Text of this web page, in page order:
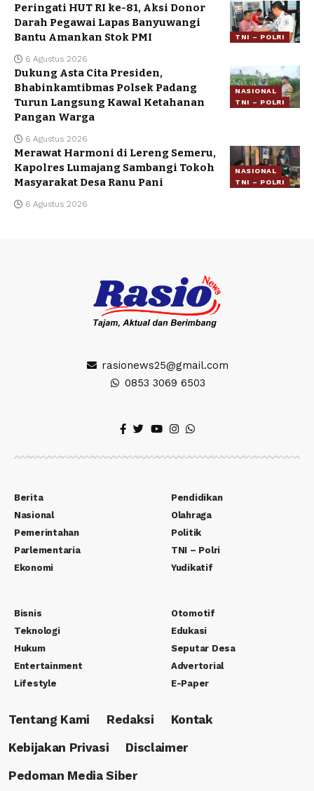
TNI – POLRI
Peringati HUT RI ke-81, Aksi Donor
Darah Pegawai Lapas Banyuwangi
Bantu Amankan Stok PMI
6 Agustus 2026
NASIONAL
TNI – POLRI
Dukung Asta Cita Presiden,
Bhabinkamtibmas Polsek Padang
Turun Langsung Kawal Ketahanan
Pangan Warga
6 Agustus 2026
NASIONAL
TNI – POLRI
Merawat Harmoni di Lereng Semeru,
Kapolres Lumajang Sambangi Tokoh
Masyarakat Desa Ranu Pani
6 Agustus 2026
rasionews25@gmail.com
0853 3069 6503
Berita
Nasional
Pemerintahan
Parlementaria
Ekonomi
Pendidikan
Olahraga
Politik
TNI – Polri
Yudikatif
Bisnis
Teknologi
Hukum
Entertainment
Lifestyle
Otomotif
Edukasi
Seputar Desa
Advertorial
E-Paper
Tentang Kami Redaksi
Kontak
Kebijakan Privasi
Disclaimer
Pedoman Media Siber